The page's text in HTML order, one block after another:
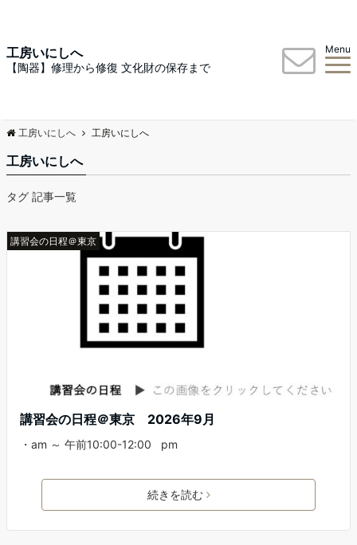
工房いにしへ
【陶器】修理から修復 文化財の保存まで
Menu
工房いにしへ 工房いにしへ
工房いにしへ
タグ 記事一覧
講習会の日程＠東京
講習会の日程＠東京 2026年9月
・am ～ 午前10:00-12:00 pm
続きを読む